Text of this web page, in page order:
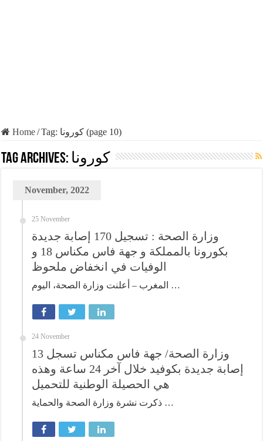
Home/Tag: كورونا (page 10)
Tag Archives: كورونا
November, 2022
25 November
وزارة الصحة : تسجيل 170 إصابة جديدة
بكورونا بالمملكة و جهة فاس مكناس 18 و
الوفيات في انخفاض ملحوظ
المغرب – أعلنت وزارة الصحة، اليوم …
24 November
وزارة الصحة/ جهة فاس مكناس تسجل 13
إصابة جديدة بكوفيد خلال آخر 24 ساعة وهذه
هي الحصيلة الوطنية للتحميل
ذكرت نشرة وزارة الصحة والحماية …